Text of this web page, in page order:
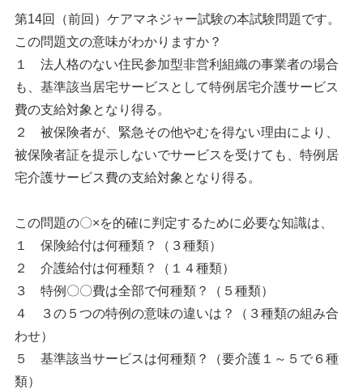
第14回（前回）ケアマネジャー試験の本試験問題です。
この問題文の意味がわかりますか？
１ 法人格のない住民参加型非営利組織の事業者の場合
も、基準該当居宅サービスとして特例居宅介護サービス
費の支給対象となり得る。
２ 被保険者が、緊急その他やむを得ない理由により、
被保険者証を提示しないでサービスを受けても、特例居
宅介護サービス費の支給対象となり得る。
この問題の〇×を的確に判定するために必要な知識は、
１ 保険給付は何種類？（３種類）
２ 介護給付は何種類？（１４種類）
３ 特例〇〇費は全部で何種類？（５種類）
４ ３の５つの特例の意味の違いは？（３種類の組み合
わせ）
５ 基準該当サービスは何種類？（要介護１～５で６種
類）